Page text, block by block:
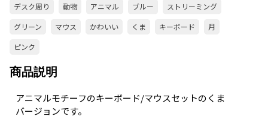
デスク周り
動物 アニマル ブルー
ストリーミング
グリーン
マウス かわいい くま キーボード
月
ピンク
商品説明
アニマルモチーフのキーボード/マウスセットのくま
バージョンです。